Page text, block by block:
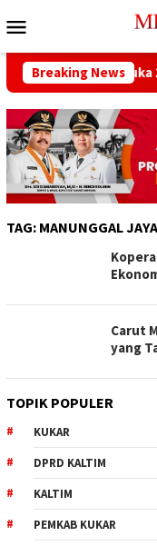
ke
Mobile
Breaking News
Berencana Buka 13
TAG: MANUNGGAL JAYA
Carut
yang
TOPIK POPULER
KUKAR
DPRD KALTIM
KALTIM
PEMKAB KUKAR